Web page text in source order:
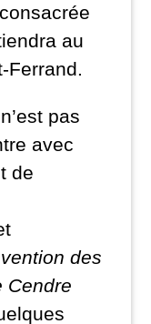
au
Ferrand.
pas
avec
de
des
Cendre